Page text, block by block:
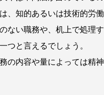
、知的あるいは技術的労
ない職務や、机上で処理
つと言えるでしょう。
の内容や量によっては精